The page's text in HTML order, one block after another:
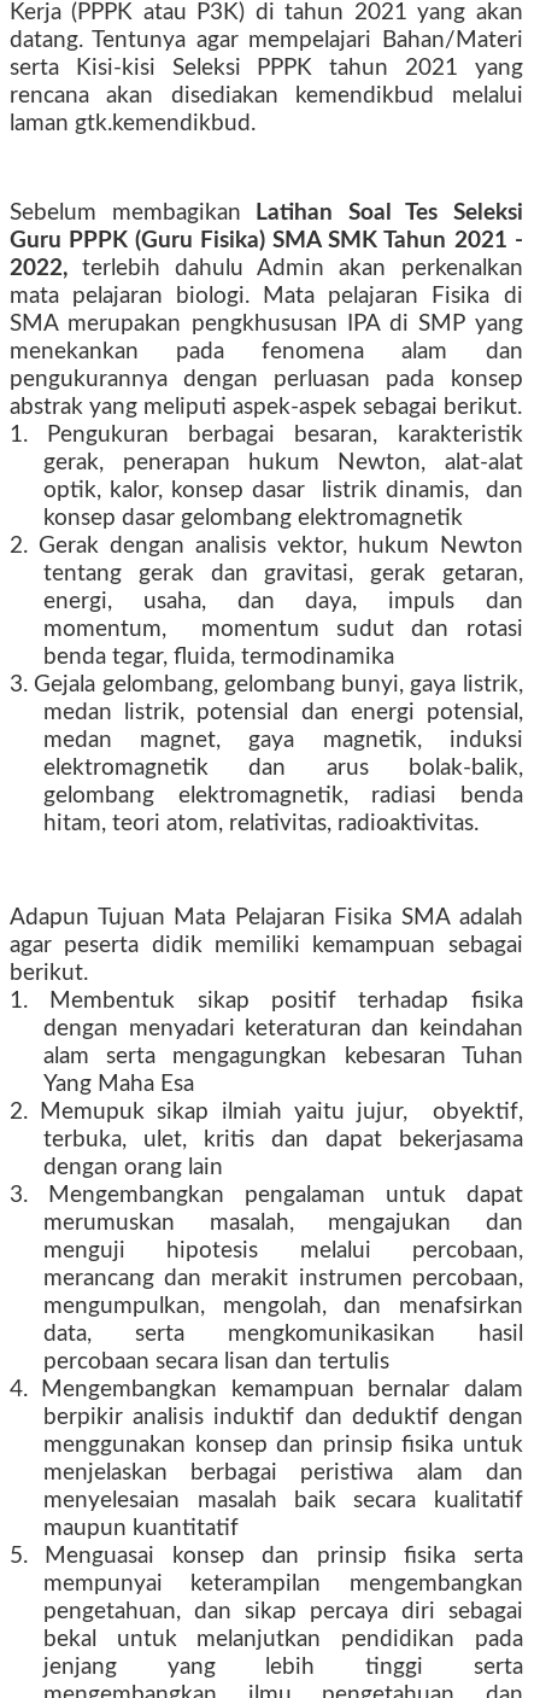
Kerja (PPPK atau P3K) di tahun 2021 yang akan
datang. Tentunya agar mempelajari Bahan/Materi
serta Kisi-kisi Seleksi PPPK tahun 2021 yang
rencana akan disediakan kemendikbud melalui
laman gtk.kemendikbud.
Sebelum membagikan
Latihan Soal Tes Seleksi
Guru PPPK (Guru Fisika) SMA SMK Tahun 2021 -
2022,terlebih dahulu Admin akan perkenalkan
mata pelajaran biologi. Mata pelajaran Fisika di
SMA merupakan pengkhususan IPA di SMP yang
menekankan pada fenomena alam dan
pengukurannya dengan perluasan pada konsep
abstrak yang meliputi aspek-aspek sebagai berikut.
1. Pengukuran berbagai besaran, karakteristik
gerak, penerapan hukum Newton, alat-alat
optik, kalor, konsep dasar
listrik dinamis,
dan
konsep dasar gelombang elektromagnetik
2. Gerak dengan analisis vektor, hukum Newton
tentang gerak dan gravitasi, gerak getaran,
energi, usaha, dan daya, impuls dan
momentum,
momentum sudut dan rotasi
benda tegar, fluida, termodinamika
3. Gejala gelombang, gelombang bunyi, gaya listrik,
medan listrik, potensial dan energi potensial,
medan magnet, gaya magnetik, induksi
elektromagnetik dan arus bolak-balik,
gelombang elektromagnetik, radiasi benda
hitam, teori atom, relativitas, radioaktivitas.
Adapun Tujuan Mata Pelajaran Fisika SMA adalah
agar peserta didik memiliki kemampuan sebagai
berikut.
1. Membentuk sikap positif terhadap fisika
dengan menyadari keteraturan dan keindahan
alam serta mengagungkan kebesaran Tuhan
Yang Maha Esa
2. Memupuk sikap ilmiah yaitu jujur,
obyektif,
terbuka, ulet, kritis dan dapat bekerjasama
dengan orang lain
3. Mengembangkan pengalaman untuk dapat
merumuskan masalah, mengajukan dan
menguji hipotesis melalui percobaan,
merancang dan merakit instrumen percobaan,
mengumpulkan, mengolah, dan menafsirkan
data, serta mengkomunikasikan hasil
percobaan secara lisan dan tertulis
4. Mengembangkan kemampuan bernalar dalam
berpikir analisis induktif dan deduktif dengan
menggunakan konsep dan prinsip fisika untuk
menjelaskan berbagai peristiwa alam dan
menyelesaian masalah baik secara kualitatif
maupun kuantitatif
5. Menguasai konsep dan prinsip fisika serta
mempunyai keterampilan mengembangkan
pengetahuan, dan sikap percaya diri sebagai
bekal untuk melanjutkan pendidikan pada
jenjang yang lebih tinggi serta